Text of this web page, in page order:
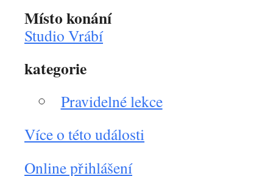
Místo konání
Studio Vrábí
kategorie
Pravidelné lekce
Více o této události
Online přihlášení